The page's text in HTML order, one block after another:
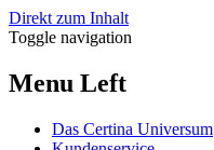
Direkt zum Inhalt
Toggle navigation
Menu Left
Das Certina Universum